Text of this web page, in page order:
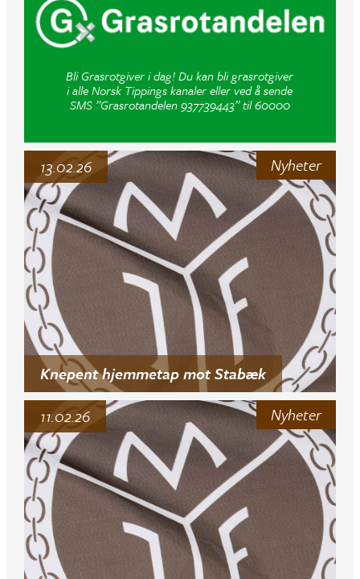
Bli Grasrotgiver i dag! Du kan bli grasrotgiver
i alle Norsk Tippings kanaler eller ved å sende
SMS ”Grasrotandelen 937739443” til 60000
Nyheter
Knepent hjemmetap mot Stabæk
13.02.26
Nyheter
11.02.26